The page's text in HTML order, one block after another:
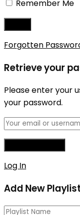
Remember Me
Forgotten
Retrieve your
Please enter your
your password.
Log In
Add New Playlist